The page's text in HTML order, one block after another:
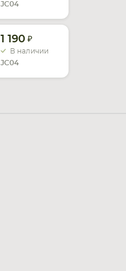
JC04
1 190
В наличии
JC04